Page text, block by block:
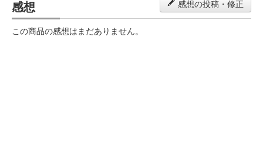
感想 感想の投稿・修正
この商品の感想はまだありません。